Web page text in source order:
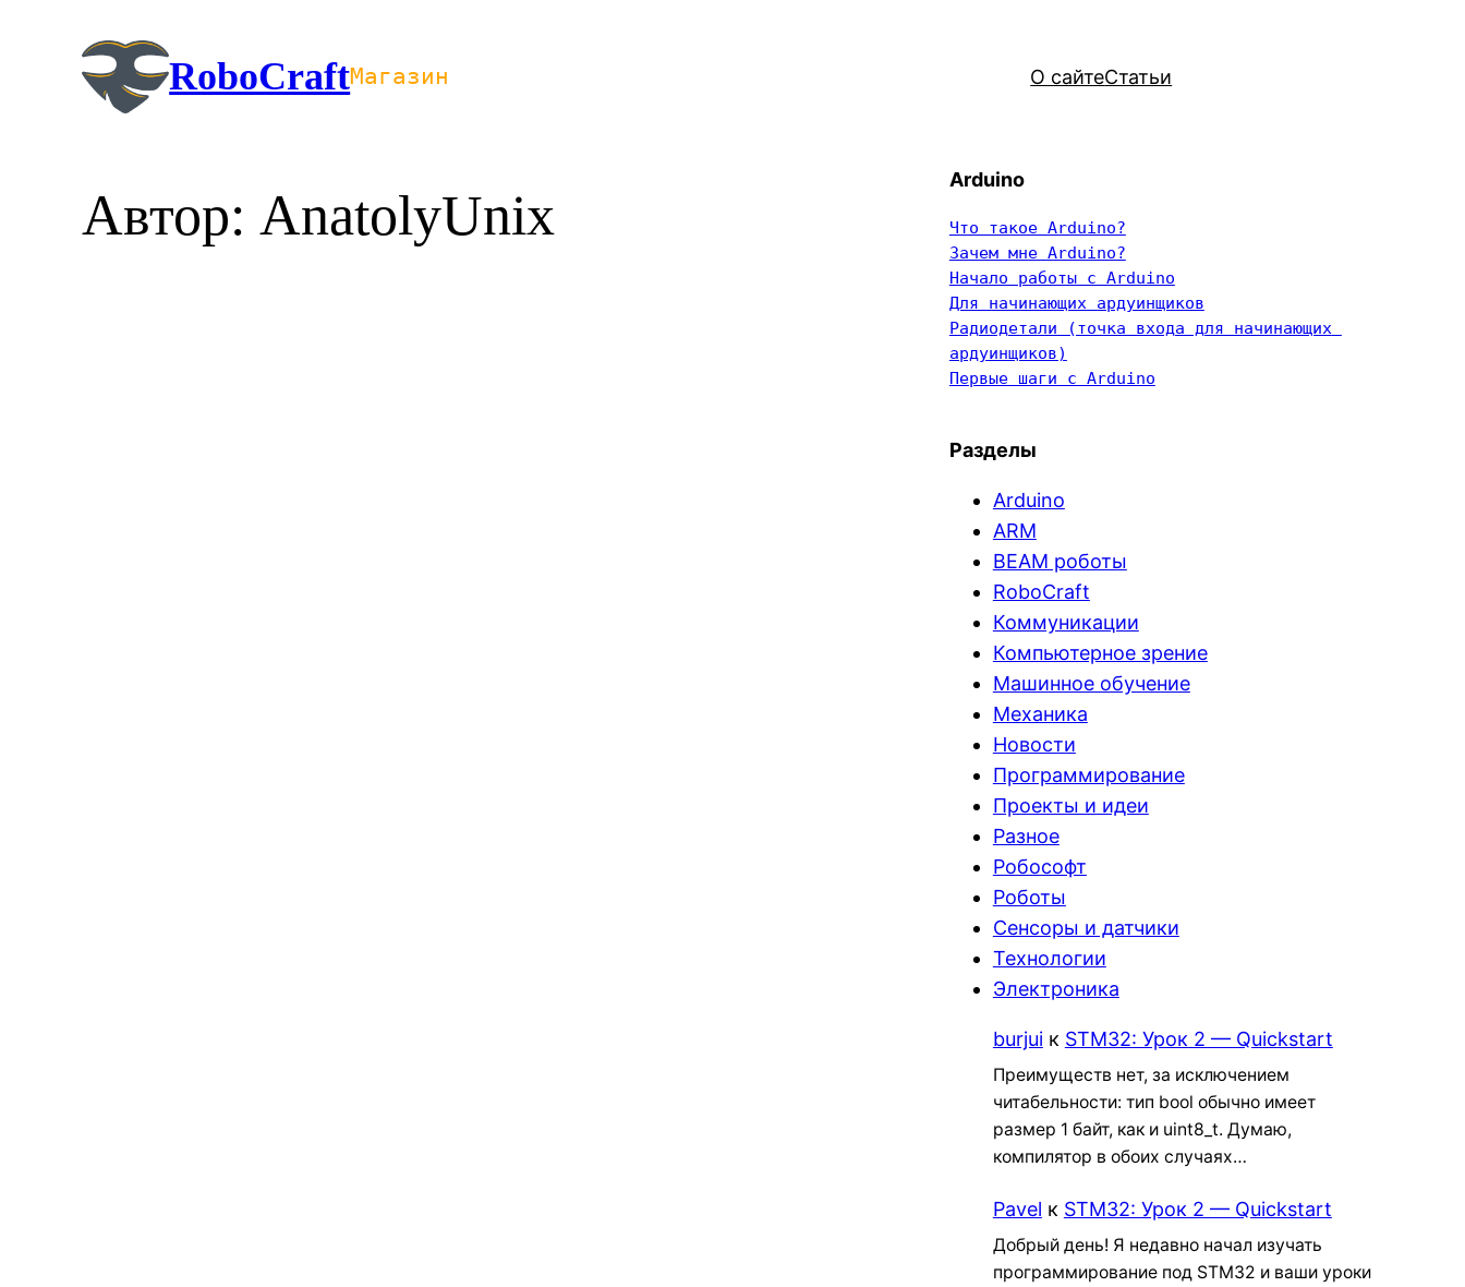
содержимому
RoboCraftМагазин О сайтеСтатьи
Автор:AnatolyUnix
Arduino
Что такое Arduino?
Зачем мне Arduino?
Начало работы с Arduino
Для начинающих ардуинщиков
Радиодетали (точка входа для начинающих
ардуинщиков)
Первые шаги с Arduino
Разделы
Arduino
ARM
BEAM роботы
RoboCraft
Коммуникации
Компьютерное зрение
Машинное обучение
Механика
Новости
Программирование
Проекты и идеи
Разное
Робософт
Роботы
Сенсоры и датчики
Технологии
Электроника
burjuiк STM32: Урок 2 — Quickstart
Преимуществ нет, за исключением
читабельности: тип bool обычно имеет
размер 1 байт, как и uint8_t. Думаю,
компилятор в обоих случаях…
Pavel к STM32: Урок 2 — Quickstart
Добрый день! Я недавно начал изучать
программирование под STM32 и ваши уроки